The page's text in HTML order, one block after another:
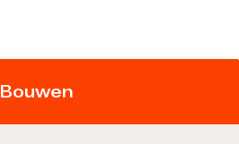
Bouwen